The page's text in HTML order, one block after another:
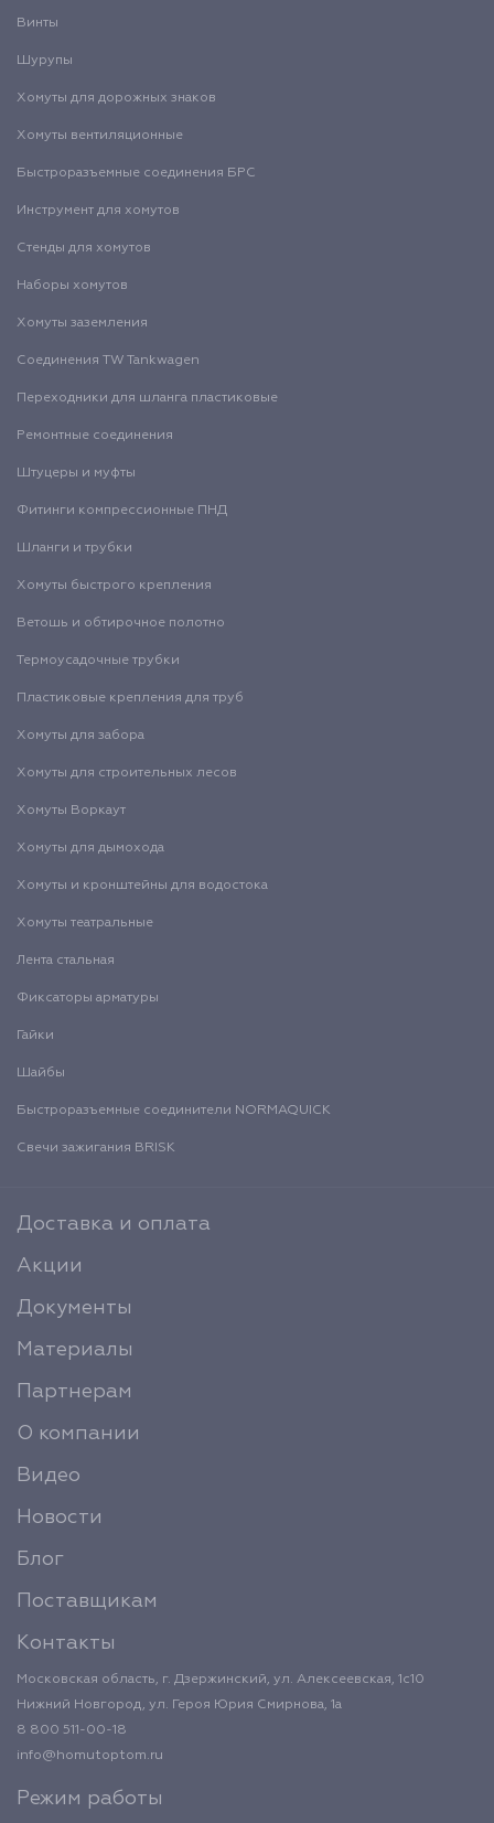
Винты
Шурупы
Хомуты для дорожных знаков
Хомуты вентиляционные
Быстроразъемные соединения БРС
Инструмент для хомутов
Стенды для хомутов
Наборы хомутов
Хомуты заземления
Соединения TW Tankwagen
Переходники для шланга пластиковые
Ремонтные соединения
Штуцеры и муфты
Фитинги компрессионные ПНД
Шланги и трубки
Хомуты быстрого крепления
Ветошь и обтирочное полотно
Термоусадочные трубки
Пластиковые крепления для труб
Хомуты для забора
Хомуты для строительных лесов
Хомуты Воркаут
Хомуты для дымохода
Хомуты и кронштейны для водостока
Хомуты театральные
Лента стальная
Фиксаторы арматуры
Гайки
Шайбы
Быстроразъемные соединители NORMAQUICK
Свечи зажигания BRISK
Доставка и оплата
Акции
Документы
Материалы
Партнерам
О компании
Видео
Новости
Блог
Поставщикам
Контакты
Московская область, г. Дзержинский, ул. Алексеевская, 1с10
Нижний Новгород, ул. Героя Юрия Смирнова, 1а
8 800 511-00-18
info@homutoptom.ru
Режим работы